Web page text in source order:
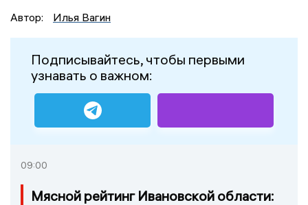
Автор:
Илья Вагин
Подписывайтесь, чтобы первыми
узнавать о важном:
09:00
Мясной рейтинг Ивановской области: